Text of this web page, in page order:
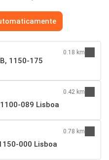
1150-175
0.18 km
089 Lisboa
0.42 km
000 Lisboa
0.78 km